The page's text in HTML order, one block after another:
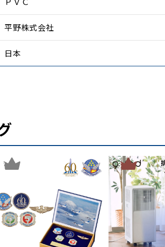
きめのハンドル
できる20センチのマチ幅
平野株式会社
日本
2 3